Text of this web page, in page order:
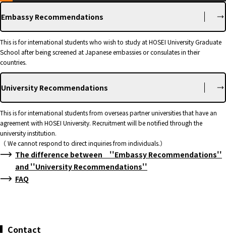
Embassy Recommendations
This is for international students who wish to study at HOSEI University Graduate
School after being screened at Japanese embassies or consulates in their
countries.
University Recommendations
This is for international students from overseas partner universities that have an
agreement with HOSEI University. Recruitment will be notified through the
university institution.
（ We cannot respond to direct inquiries from individuals.）
The difference between ''Embassy Recommendations''
and ''University Recommendations''
FAQ
Contact